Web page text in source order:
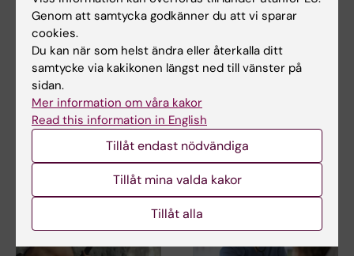
Mer om det här ämnet
Medicinvetarna #55: Hur funkar gensaxen?
KI-forskare kommenterar 2020 års Nobelpris i kemi:
“Jättekul, äntligen!“
Relaterade artiklar
Genom att samtycka godkänner du att vi sparar
cookies.
Du kan när som helst ändra eller återkalla ditt
samtycke via kakikonen längst ned till vänster på
sidan.
Mer information om våra kakor
Read this information in English
Tillåt endast nödvändiga
Tillåt mina valda kakor
Tillåt alla